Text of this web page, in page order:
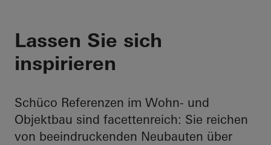
Lassen Sie sich
inspirieren
Schüco Referenzen im Wohn- und
Objektbau sind facettenreich: Sie reichen
von beeindruckenden Neubauten über